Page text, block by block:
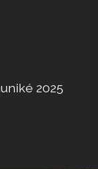
2025